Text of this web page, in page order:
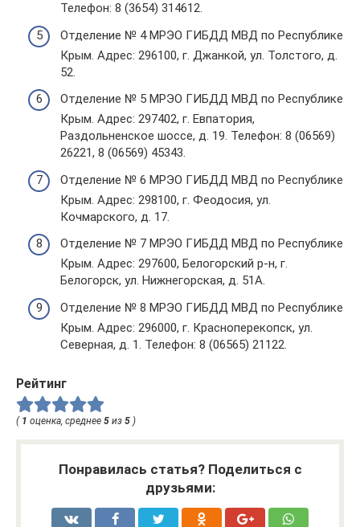
Телефон: 8 (3654) 314612.
Отделение № 4 МРЭО ГИБДД МВД по Республике
Крым. Адрес: 296100, г. Джанкой, ул. Толстого, д.
52.
Отделение № 5 МРЭО ГИБДД МВД по Республике
Крым. Адрес: 297402, г. Евпатория,
Раздольненское шоссе, д. 19. Телефон: 8 (06569)
26221, 8 (06569) 45343.
Отделение № 6 МРЭО ГИБДД МВД по Республике
Крым. Адрес: 298100, г. Феодосия, ул.
Кочмарского, д. 17.
Отделение № 7 МРЭО ГИБДД МВД по Республике
Крым. Адрес: 297600, Белогорский р-н, г.
Белогорск, ул. Нижнегорская, д. 51А.
Отделение № 8 МРЭО ГИБДД МВД по Республике
Крым. Адрес: 296000, г. Красноперекопск, ул.
Северная, д. 1. Телефон: 8 (06565) 21122.
Рейтинг
( 1 оценка, среднее 5 из 5 )
Понравилась статья? Поделиться с
друзьями: